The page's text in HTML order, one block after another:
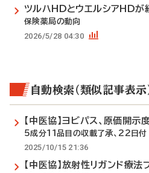
ツルハHDとウエルシアHDが
保険薬局の動向
2026/5/28 04:30
自動検索（類似記事表示
【中医協】ヨビパス、原価開示
5成分11品目の収載了承、22日付
2025/10/15 21:36
【中医協】放射性リガンド療法